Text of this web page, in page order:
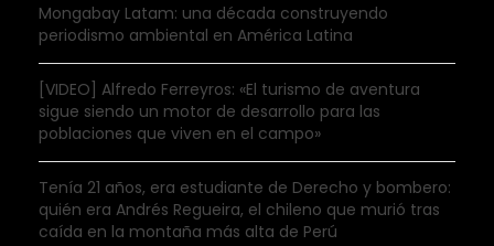
Mongabay Latam: una década construyendo
periodismo ambiental en América Latina
[VIDEO] Alfredo Ferreyros: «El turismo de aventura
sigue siendo un motor de desarrollo para las
poblaciones que viven en el campo»
Tenía 21 años, era estudiante de Derecho y bombero:
quién era Andrés Regueira, el chileno que murió tras
caída en la montaña más alta de Perú